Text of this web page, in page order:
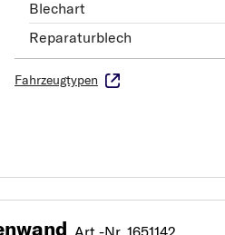
Blechart
Reparaturblech
Fahrzeugtypen
Art.-Nr. 1651142